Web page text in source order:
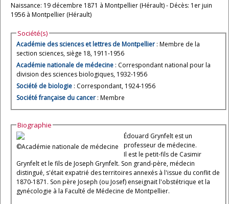
Naissance: 19 décembre 1871 à Montpellier (Hérault) - Décès: 1er juin
1956 à Montpellier (Hérault)
Société(s)
Académie des sciences et lettres de Montpellier : Membre de la
section sciences, siège 18, 1911-1956
Académie nationale de médecine : Correspondant national pour la
division des sciences biologiques, 1932-1956
Société de biologie : Correspondant, 1924-1956
Société française du cancer : Membre
Biographie
©Académie nationale de médecine
Édouard Grynfelt est un
professeur de médecine.
Il est le petit-fils de Casimir
Grynfelt et le fils de Joseph Grynfelt. Son grand-père, médecin
distingué, s'était expatrié des territoires annexés à l'issue du conflit de
1870-1871. Son père Joseph (ou Josef) enseignait l'obstétrique et la
gynécologie à la Faculté de Médecine de Montpellier.